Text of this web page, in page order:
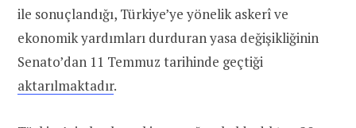
ile sonuçlandığı, Türkiye’ye yönelik askerî ve
ekonomik yardımları durduran yasa değişikliğinin
Senato’dan 11 Temmuz tarihinde geçtiği
aktarılmaktadır.